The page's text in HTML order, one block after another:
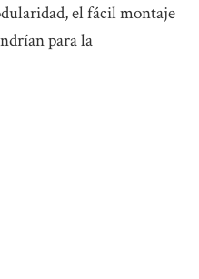
el fácil montaje
para la